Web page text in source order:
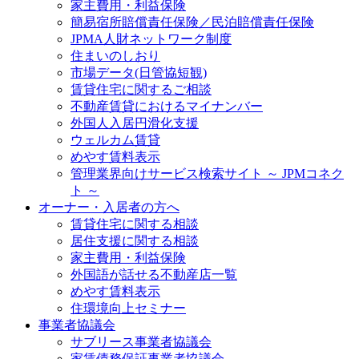
家主費用・利益保険
簡易宿所賠償責任保険／民泊賠償責任保険
JPMA人財ネットワーク制度
住まいのしおり
市場データ(日管協短観)
賃貸住宅に関するご相談
不動産賃貸におけるマイナンバー
外国人入居円滑化支援
ウェルカム賃貸
めやす賃料表示
管理業界向けサービス検索サイト ～ JPMコネク
ト ～
オーナー・入居者の方へ
賃貸住宅に関する相談
居住支援に関する相談
家主費用・利益保険
外国語が話せる不動産店一覧
めやす賃料表示
住環境向上セミナー
事業者協議会
サブリース事業者協議会